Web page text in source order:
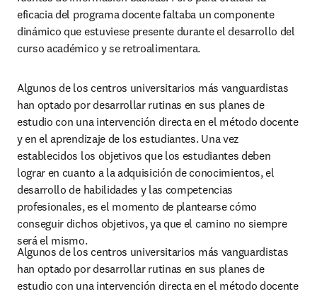
eficacia del programa docente faltaba un componente
dinámico que estuviese presente durante el desarrollo del
curso académico y se retroalimentara.
Algunos de los centros universitarios más vanguardistas
han optado por desarrollar rutinas en sus planes de
estudio con una intervención directa en el método docente
y en el aprendizaje de los estudiantes. Una vez
establecidos los objetivos que los estudiantes deben
lograr en cuanto a la adquisición de conocimientos, el
desarrollo de habilidades y las competencias
profesionales, es el momento de plantearse cómo
conseguir dichos objetivos, ya que el camino no siempre
será el mismo.
Algunos de los centros universitarios más vanguardistas
han optado por desarrollar rutinas en sus planes de
estudio con una intervención directa en el método docente